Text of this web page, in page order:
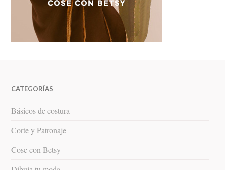
CATEGORÍAS
Básicos de costura
Corte y Patronaje
Cose con Betsy